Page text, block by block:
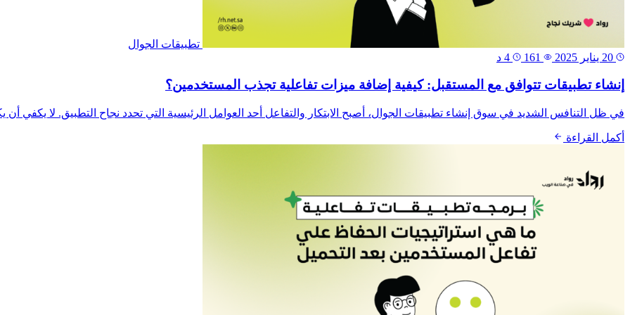
تطبيقات الجوال
إنشاء تطبيقات تتوافق مع المستقبل: كيفية إضافة ميزات تفاعلية تجذب المستخدمين؟
في ظل التنافس الشديد في سوق إنشاء تطبيقات الجوال، أصبح الابتكار والتفاعل أحد العوامل الرئيسية التي تحدد نجاح التطبيق. لا يكفي
أكمل القراءة